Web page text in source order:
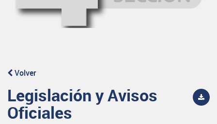
Volver
Legislación y Avisos
Oficiales